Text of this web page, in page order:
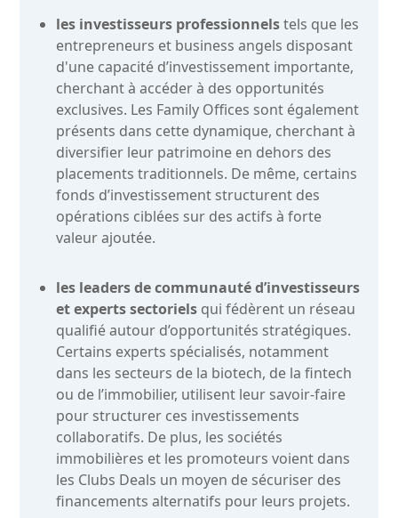
les investisseurs professionnelstels que les
entrepreneurs et business angels disposant
d'une capacité d’investissement importante,
cherchant à accéder à des opportunités
exclusives. Les Family Offices sont également
présents dans cette dynamique, cherchant à
diversifier leur patrimoine en dehors des
placements traditionnels. De même, certains
fonds d’investissement structurent des
opérations ciblées sur des actifs à forte
valeur ajoutée.
les leaders de communauté d’investisseurs
et experts sectorielsqui fédèrent un réseau
qualifié autour d’opportunités stratégiques.
Certains experts spécialisés, notamment
dans les secteurs de la biotech, de la fintech
ou de l’immobilier, utilisent leur savoir-faire
pour structurer ces investissements
collaboratifs. De plus, les sociétés
immobilières et les promoteurs voient dans
les Clubs Deals un moyen de sécuriser des
financements alternatifs pour leurs projets.